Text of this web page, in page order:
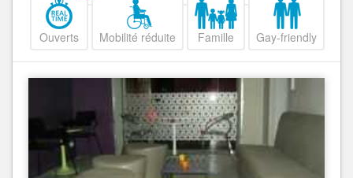
Ouverts Mobilité réduite Famille Gay-friendly